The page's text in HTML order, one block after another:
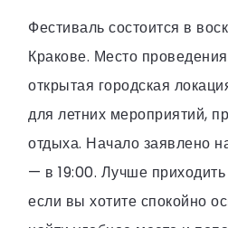
Фестиваль состоится в
Кракове. Место
открытая городская
для летних мероприятий,
отдыха. Начало заявлено
— в 19:00. Лучше
если вы хотите спокойно